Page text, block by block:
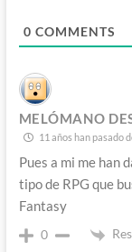
0 COMMENTS
MELÓMANO
11 años han pasado
Pues a mi me han
tipo de RPG que
Fantasy
0